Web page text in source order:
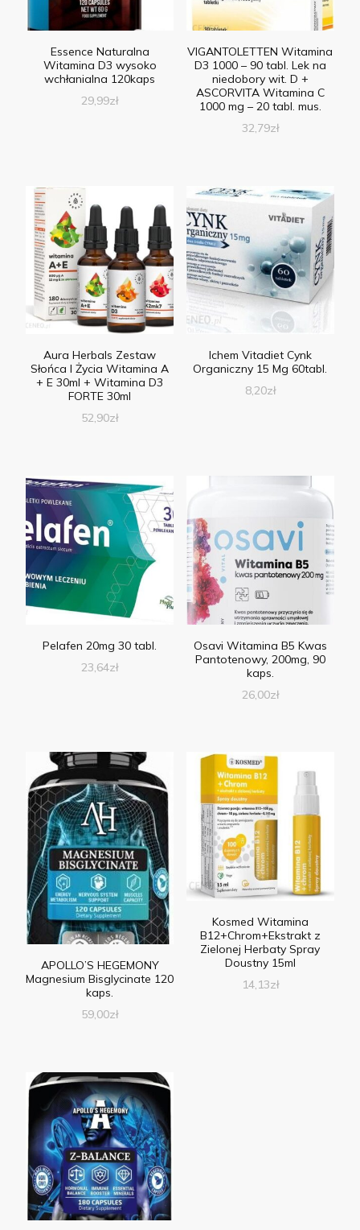
Essence Naturalna
Witamina D3 wysoko
wchłanialna 120kaps
29,99zł
VIGANTOLETTEN Witamina
D3 1000 – 90 tabl. Lek na
niedobory wit. D +
ASCORVITA Witamina C
1000 mg – 20 tabl. mus.
32,79zł
Aura Herbals Zestaw
Słońca I Życia Witamina A
+ E 30ml + Witamina D3
FORTE 30ml
52,90zł
Ichem Vitadiet Cynk
Organiczny 15 Mg 60tabl.
8,20zł
Pelafen 20mg 30 tabl.
23,64zł
Osavi Witamina B5 Kwas
Pantotenowy, 200mg, 90
kaps.
26,00zł
APOLLO’S HEGEMONY
Magnesium Bisglycinate 120
kaps.
59,00zł
Kosmed Witamina
B12+Chrom+Ekstrakt z
Zielonej Herbaty Spray
Doustny 15ml
14,13zł